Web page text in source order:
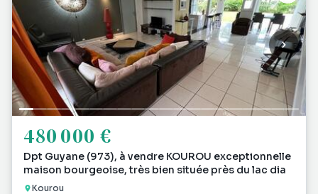
480 000 €
Dpt Guyane (973), à vendre KOUROU exceptionnelle
maison bourgeoise, très bien située près du lac dia
Kourou